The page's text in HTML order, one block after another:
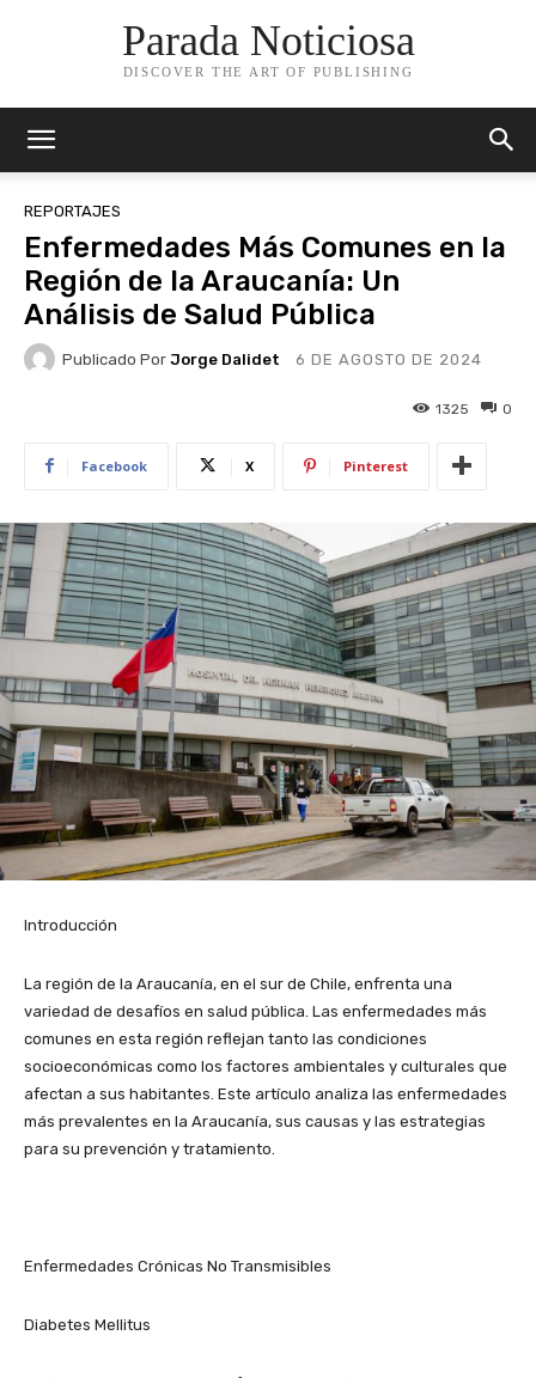
Parada Noticiosa
DISCOVER THE ART OF PUBLISHING
REPORTAJES
Enfermedades Más Comunes en la
Región de la Araucanía: Un
Análisis de Salud Pública
Publicado Por Jorge Dalidet 6 DE AGOSTO DE 2024
0
1325
Facebook X Pinterest
Introducción
La región de la Araucanía, en el sur de Chile, enfrenta una
variedad de desafíos en salud pública. Las enfermedades más
comunes en esta región reflejan tanto las condiciones
socioeconómicas como los factores ambientales y culturales que
afectan a sus habitantes. Este artículo analiza las enfermedades
más prevalentes en la Araucanía, sus causas y las estrategias
para su prevención y tratamiento.
Enfermedades Crónicas No Transmisibles
Diabetes Mellitus